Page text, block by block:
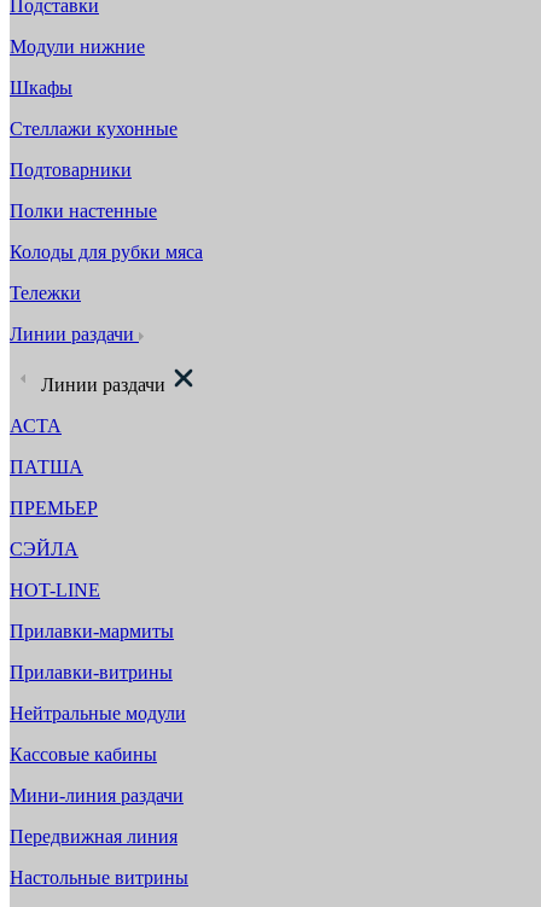
Подставки
Модули нижние
Шкафы
Стеллажи кухонные
Подтоварники
Полки настенные
Колоды для рубки мяса
Тележки
Линии раздачи
Линии раздачи
АСТА
ПАТША
ПРЕМЬЕР
СЭЙЛА
HOT-LINE
Прилавки-мармиты
Прилавки-витрины
Нейтральные модули
Кассовые кабины
Мини-линия раздачи
Передвижная линия
Настольные витрины